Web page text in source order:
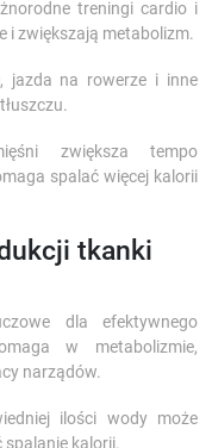
treningi cardio i
i zwiększają metabolizm.
jazda na rowerze i inne
zwiększa tempo
spalać więcej kalorii
tkanki
dla efektywnego
w metabolizmie,
narządów.
ilości wody może
kalorii.